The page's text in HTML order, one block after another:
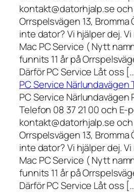
kontakt@datorhjalp.se och
Orrspelsvägen 13,
inte dator? Vi hjälper dej.
Mac PC Service ( Nytt
funnits 11 år på
Därför PC Service Låt oss
PC Service Närlundavägen
PC Service Närlundavägen
Telefon 08 37 21 00 och E-
kontakt@datorhjalp.se och
Orrspelsvägen 13,
inte dator? Vi hjälper dej.
Mac PC Service ( Nytt
funnits 11 år på
Därför PC Service Låt oss